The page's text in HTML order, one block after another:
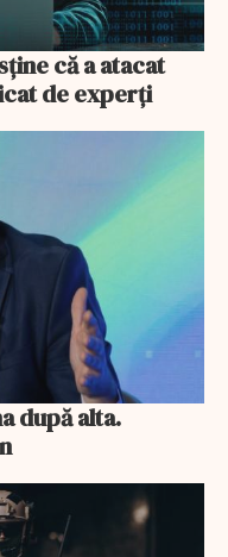
că a atacat
de experți
după alta.